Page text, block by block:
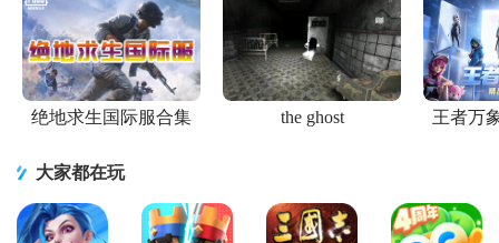
绝地求生国际服合集 the ghost 王者万
大家都在玩